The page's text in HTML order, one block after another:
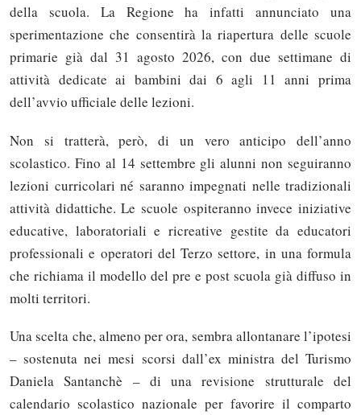
della scuola. La Regione ha infatti annunciato una
sperimentazione che consentirà la riapertura delle scuole
primarie già dal 31 agosto 2026, con due settimane di
attività dedicate ai bambini dai 6 agli 11 anni prima
dell’avvio ufficiale delle lezioni.
Non si tratterà, però, di un vero anticipo dell’anno
scolastico. Fino al 14 settembre gli alunni non seguiranno
lezioni curricolari né saranno impegnati nelle tradizionali
attività didattiche. Le scuole ospiteranno invece iniziative
educative, laboratoriali e ricreative gestite da educatori
professionali e operatori del Terzo settore, in una formula
che richiama il modello del pre e post scuola già diffuso in
molti territori.
Una scelta che, almeno per ora, sembra allontanare l’ipotesi
– sostenuta nei mesi scorsi dall’ex ministra del Turismo
Daniela Santanchè – di una revisione strutturale del
calendario scolastico nazionale per favorire il comparto